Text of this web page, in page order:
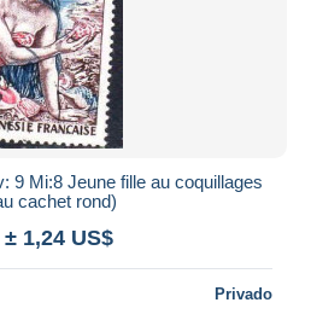
9 Mi:8 Jeune fille au coquillages
cachet rond)
± 1,24 US$
Privado